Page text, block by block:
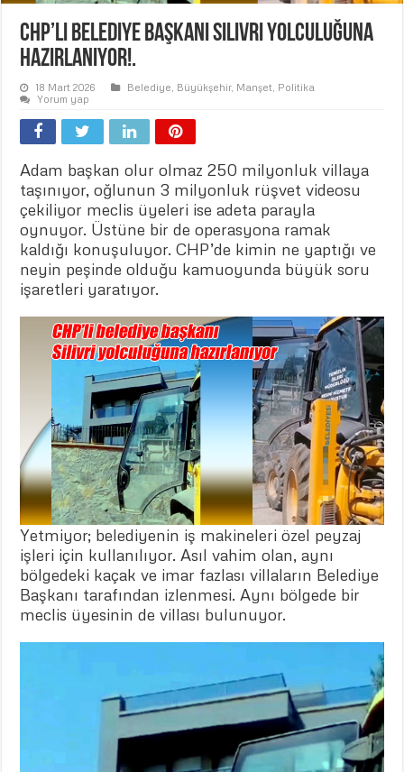
CHP’li belediye başkanı Silivri yolculuğuna
hazırlanıyor!.
18 Mart 2026 Belediye Büyükşehir, Manşet Politika
Yorum yap
Adam başkan olur olmaz 250 milyonluk villaya
taşınıyor, oğlunun 3 milyonluk rüşvet videosu
çekiliyor meclis üyeleri ise adeta parayla
oynuyor. Üstüne bir de operasyona ramak
kaldığı konuşuluyor. CHP’de kimin ne yaptığı ve
neyin peşinde olduğu kamuoyunda büyük soru
işaretleri yaratıyor.
Yetmiyor; belediyenin iş makineleri özel peyzaj
işleri için kullanılıyor. Asıl vahim olan, aynı
bölgedeki kaçak ve imar fazlası villaların Belediye
Başkanı tarafından izlenmesi. Aynı bölgede bir
meclis üyesinin de villası bulunuyor.